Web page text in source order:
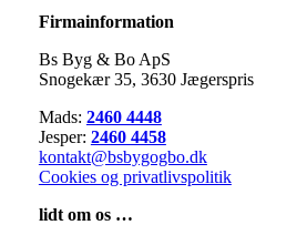
​Firmainformation
Bs Byg & Bo ApS​
Snogekær 35, 3630 Jægerspris
​Mads: 2460 4448
Jesper: 2460 4458
kontakt@bsbygogbo.dk
Cookies og privatlivspolitik
lidt om os …